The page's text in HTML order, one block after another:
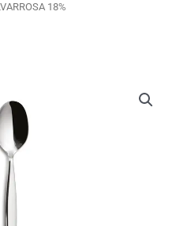
18%